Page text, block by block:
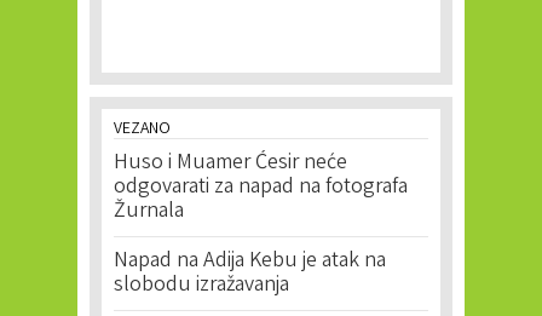
VEZANO
Huso i Muamer Ćesir neće
odgovarati za napad na fotografa
Žurnala
Napad na Adija Kebu je atak na
slobodu izražavanja